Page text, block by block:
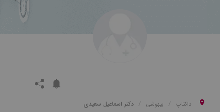
داکتاپ بیهوشی دکتر اسماعیل سعیدی